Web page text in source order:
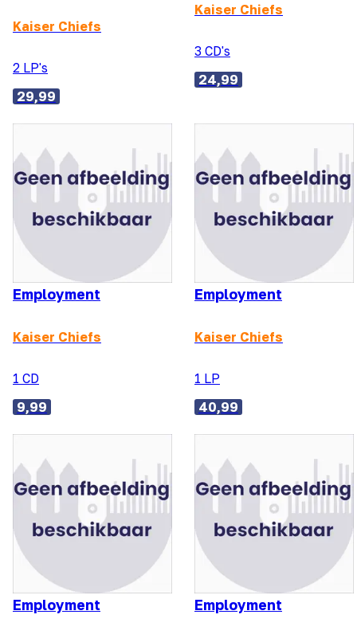
Kaiser Chiefs
2 LP's
29,99
Kaiser Chiefs
3 CD's
24,99
Employment
Kaiser Chiefs
1 CD
9,99
Employment
Kaiser Chiefs
1 LP
40,99
Employment Employment